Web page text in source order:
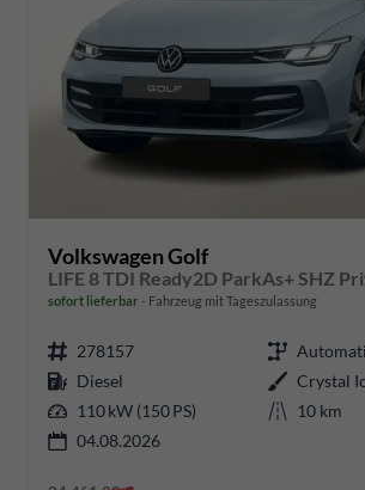
Volkswagen Golf
LIFE 8 TDI Ready2D ParkAs+ SHZ
sofort lieferbar Fahrzeug mit Tageszulassung
278157
Diesel
Crystal
110 kW (150 PS)
10 km
04.08.2026